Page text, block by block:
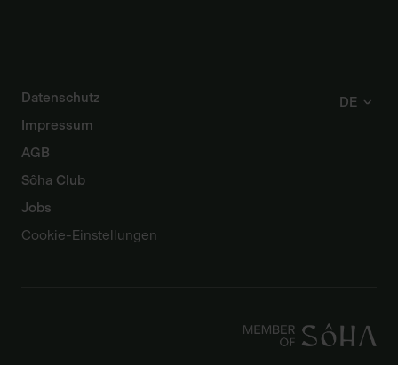
DE
Datenschutz
Impressum
AGB
Sôha Club
Jobs
Cookie-Einstellungen